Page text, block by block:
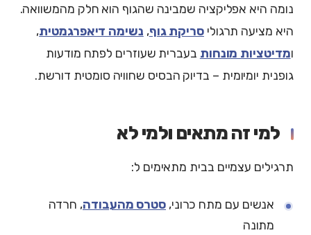
נומה היא אפליקציה שמבינה שהגוף הוא חלק מהמשוואה.
היא מציעה תרגוליסריקת גוף, נשימה דיאפרגמטית,
ומדיטציות מונחות בעברית שעוזרים לפתח מודעות
גופנית יומיומית – בדיוק הבסיס שחוויה סומטית דורשת.
למי זה מתאים ולמי לא
תרגילים עצמיים בבית מתאימים ל:
אנשים עם מתח כרוני, סטרס מהעבודה, חרדה
מתונה